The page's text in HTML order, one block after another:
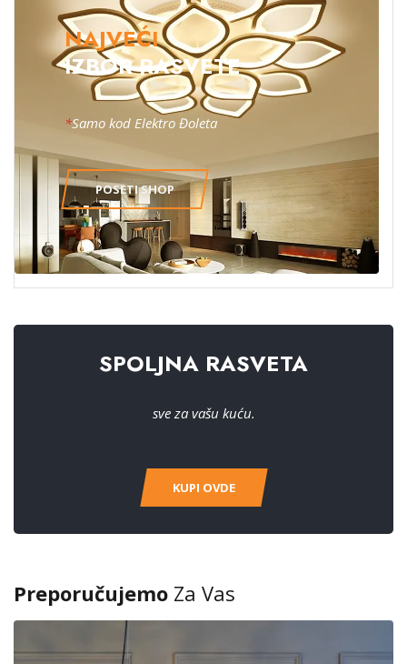
NAJVEĆI
IZBOR RASVETE
*Samo kod Elektro Đoleta
POSETI SHOP
SPOLJNA RASVETA
sve za vašu kuću.
KUPI OVDE
Preporučujemo Za Vas